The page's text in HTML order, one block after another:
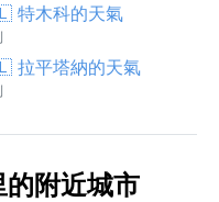
特木科的天氣
拉平塔納的天氣
附近城市